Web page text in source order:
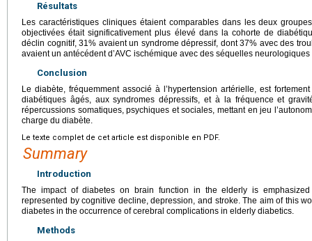
Résultats
Les caractéristiques cliniques étaient comparables dans les deux
objectivées était significativement plus élevé dans la cohorte de
déclin cognitif, 31% avaient un syndrome dépressif, dont 37% avec des
avaient un antécédent d’AVC ischémique avec des séquelles
Conclusion
Le diabète, fréquemment associé à l’hypertension artérielle, est
diabétiques âgés, aux syndromes dépressifs, et à la fréquence et
répercussions somatiques, psychiques et sociales, mettant en jeu
charge du diabète.
Le texte complet de cet article est disponible en PDF.
Summary
Introduction
The impact of diabetes on brain function in the elderly is
represented by cognitive decline, depression, and stroke. The aim of this
diabetes in the occurrence of cerebral complications in elderly diabetics.
Methods